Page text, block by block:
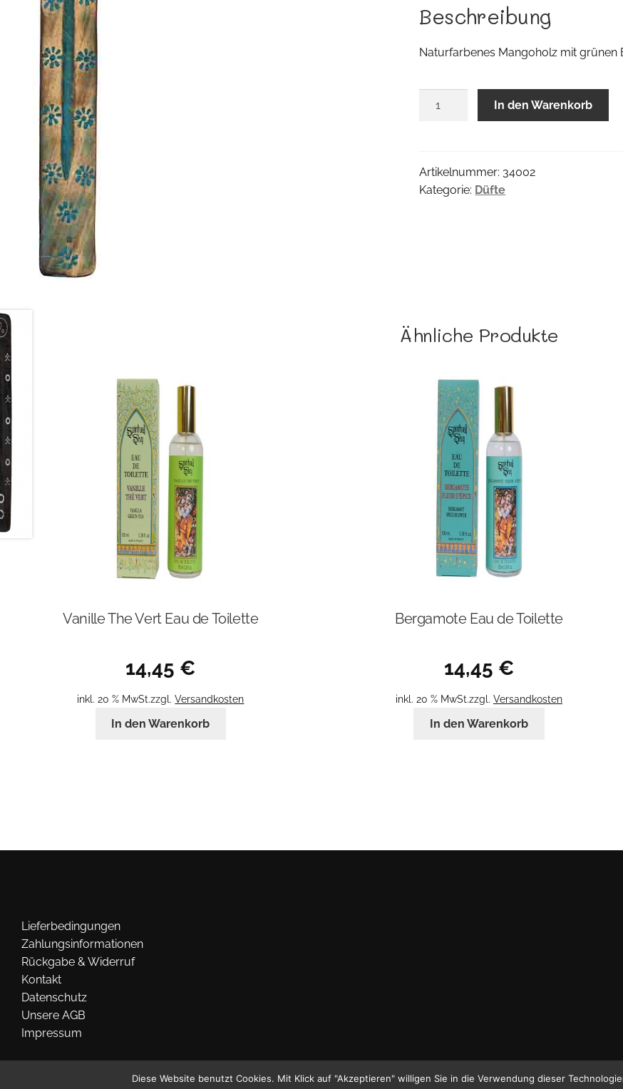
Beschreibung
Naturfarbenes Mangoholz mit grünen
In den Warenkorb
Artikelnummer: 34002
Kategorie: Düfte
Ähnliche Produkte
Vanille The Vert Eau de Toilette
14,45 €
inkl. 20 % MwSt.zzgl.Versandkosten
In den Warenkorb
Bergamote Eau de Toilette
14,45 €
inkl. 20 % MwSt.zzgl. Versandkosten
In den Warenkorb
Lieferbedingungen
Zahlungsinformationen
Rückgabe & Widerruf
Kontakt
Datenschutz
Unsere AGB
Impressum
Diese Website benutzt Cookies. Mit Klick auf "Akzeptieren" willigen Sie in die Verwendung dieser